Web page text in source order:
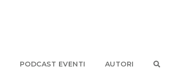
PODCAST EVENTI AUTORI